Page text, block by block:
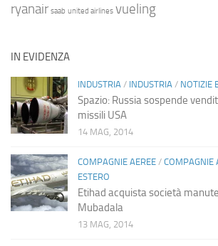
ryanair saab united airlines vueling
IN EVIDENZA
INDUSTRIA / INDUSTRIA / NOTIZIE
Spazio: Russia sospende
missili USA
14 MAG, 2014
COMPAGNIE AEREE / COMPAGNIE
ESTERO
Etihad acquista società
Mubadala
13 MAG, 2014